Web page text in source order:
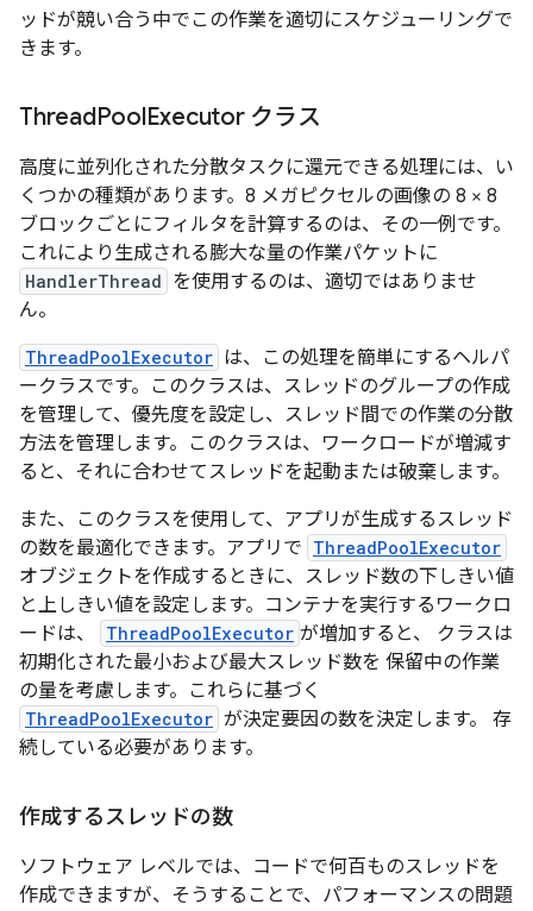
ッドが競い合う中でこの作業を適切にスケジューリングで
きます。
ThreadPoolExecutor クラス
高度に並列化された分散タスクに還元できる処理には、い
くつかの種類があります。8 メガピクセルの画像の 8 × 8
ブロックごとにフィルタを計算するのは、その一例です。
これにより生成される膨大な量の作業パケットに
HandlerThread を使用するのは、適切ではありませ
ん。
ThreadPoolExecutor は、この処理を簡単にするヘルパ
ークラスです。このクラスは、スレッドのグループの作成
を管理して、優先度を設定し、スレッド間での作業の分散
方法を管理します。このクラスは、ワークロードが増減す
ると、それに合わせてスレッドを起動または破棄します。
また、このクラスを使用して、アプリが生成するスレッド
の数を最適化できます。アプリで ThreadPoolExecutor
オブジェクトを作成するときに、スレッド数の下しきい値
と上しきい値を設定します。コンテナを実行するワークロ
ードは、
ThreadPoolExecutor が増加すると、 クラスは
初期化された最小および最大スレッド数を 保留中の作業
の量を考慮します。これらに基づく
ThreadPoolExecutor が決定要因の数を決定します。 存
続している必要があります。
作成するスレッドの数
ソフトウェア レベルでは、コードで何百ものスレッドを
作成できますが、そうすることで、パフォーマンスの問題